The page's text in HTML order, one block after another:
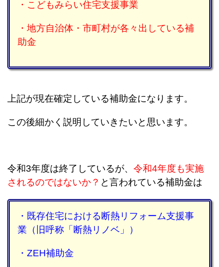
・こどもみらい住宅支援事業
・地方自治体・市町村が各々出している補
助金
上記が現在確定している補助金になります。
この後細かく説明していきたいと思います。
令和3年度は終了しているが、 令和4年度も実施
されるのではないか？ と言われている補助金は
・既存住宅における断熱リフォーム支援事
業 （旧呼称「断熱リノベ」）
・ZEH補助金